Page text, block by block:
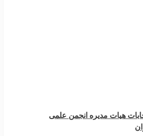
هیات مدیره انجمن علمی